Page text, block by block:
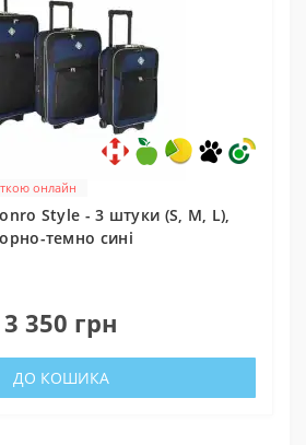
онлайн
Style - 3 штуки (S, M, L),
темно сині
3 350 грн
ДО КОШИКА